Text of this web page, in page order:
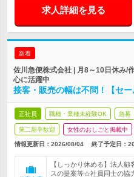
求人詳細を見る
新着
佐川急便株式会社 | 月8～10日休み/
心に活躍中
接客・販売の幅は不問！【セ
正社員 職種・業種未経験OK 急募
第二新卒歓迎 女性のおしごと掲載中
情報更新日：2026/08/04 終了予定日：
【しっかり休める】法人
スの提案等☆社員同士の協